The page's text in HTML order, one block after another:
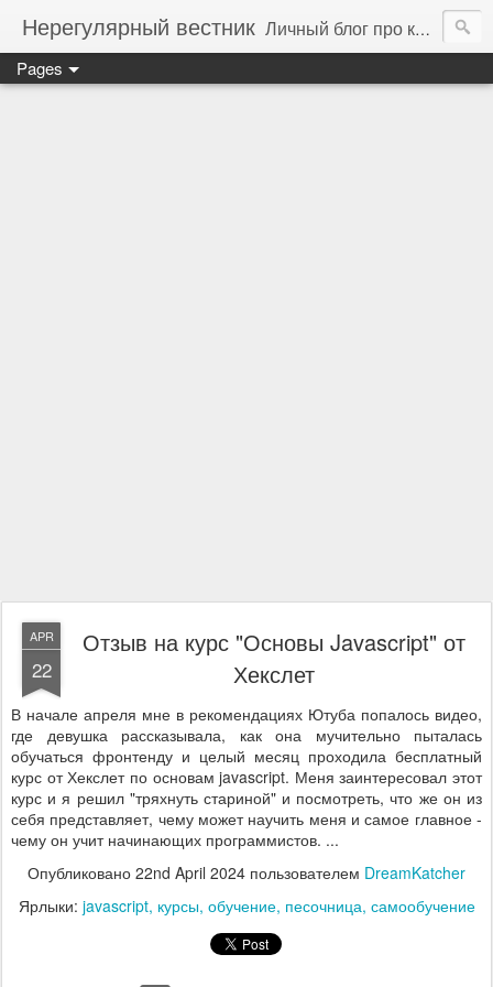
Нерегулярный вестник Личный блог про компьютеры, технологии и программирование
Pages
APR
22
Отзыв на курс "Основы Javascript" от
Хекслет
В начале апреля мне в рекомендациях Ютуба попалось видео,
где девушка рассказывала, как она мучительно пыталась
обучаться фронтенду и целый месяц проходила бесплатный
курс от Хекслет по основам javascript. Меня заинтересовал этот
курс и я решил "тряхнуть стариной" и посмотреть, что же он из
себя представляет, чему может научить меня и самое главное -
чему он учит начинающих программистов. ...
Опубликовано 22nd April 2024 пользователем DreamKatcher
Ярлыки: javascript курсы обучение песочница самообучение